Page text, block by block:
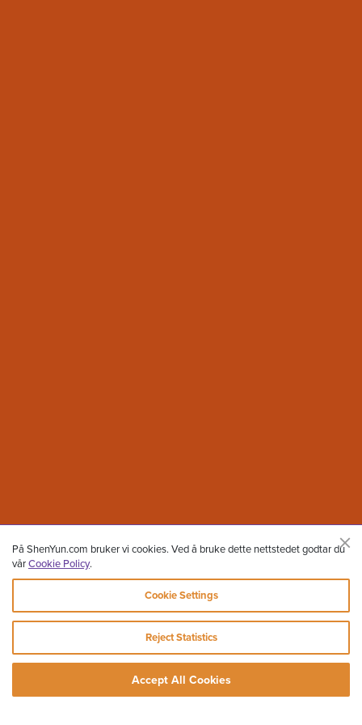
På ShenYun.com bruker vi cookies. Ved å bruke dette nettstedet godtar du
vårCookie Policy.
Cookie Settings
Reject Statistics
Accept All Cookies